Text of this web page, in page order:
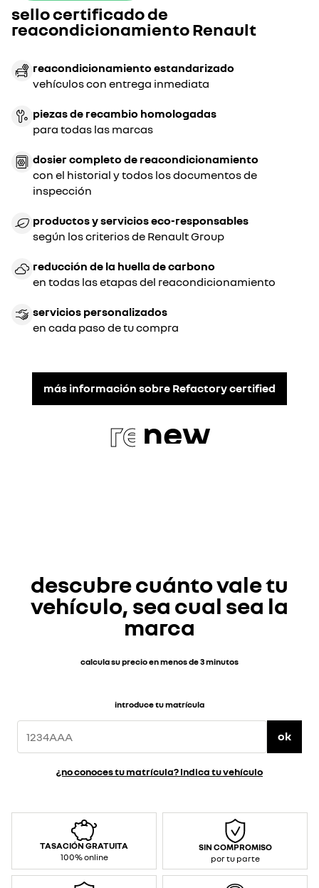
sello certificado de
reacondicionamiento Renault
reacondicionamiento estandarizado
vehículos con entrega inmediata
piezas de recambio homologadas
para todas las marcas
dosier completo de reacondicionamiento
con el historial y todos los documentos de
inspección
productos y servicios eco-responsables
según los criterios de Renault Group
reducción de la huella de carbono
en todas las etapas del reacondicionamiento
servicios personalizados
en cada paso de tu compra
más información sobre Refactory certified
re new
descubre cuánto vale tu
vehículo, sea cual sea la
marca
calcula su precio en menos de 3 minutos
introduce tu matrícula
ok
¿no conoces tu matrícula? Indica tu vehículo
TASACIÓN GRATUITA
100% online
SIN COMPROMISO
por tu parte